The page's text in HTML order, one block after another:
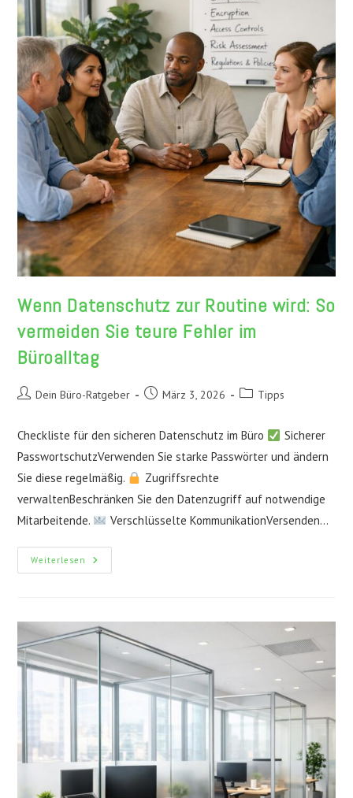
Blick
Hinter
Die
Kulissen
Wenn Datenschutz zur Routine wird: So
vermeiden Sie teure Fehler im
Büroalltag
Beitrags-Dein Büro-Ratgeber
BeitragMärz 3, 2026
Beitrags-
Tipps
Checkliste für den sicheren Datenschutz im Büro
Sicherer
PasswortschutzVerwenden Sie starke Passwörter und ändern
Sie diese regelmäßig.
Zugriffsrechte
verwaltenBeschränken Sie den Datenzugriff auf notwendige
Mitarbeitende.
Verschlüsselte KommunikationVersenden…
Weiterlesen Wenn
Datenschutz
Vermeiden
Sie
Teure
Im
Büroalltag